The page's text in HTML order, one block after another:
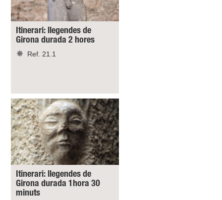
Itinerari: llegendes de
Girona durada 2 hores
Ref. 21.1
Itinerari: llegendes de
Girona durada 1hora 30
minuts